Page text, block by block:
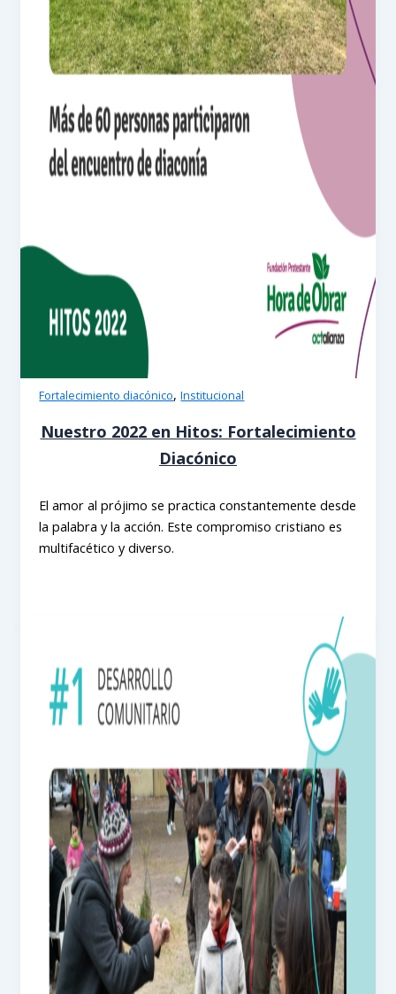
Fortalecimiento diacónico,Institucional
Nuestro 2022 en Hitos: Fortalecimiento
Diacónico
El amor al prójimo se practica constantemente desde
la palabra y la acción. Este compromiso cristiano es
multifacético y diverso.